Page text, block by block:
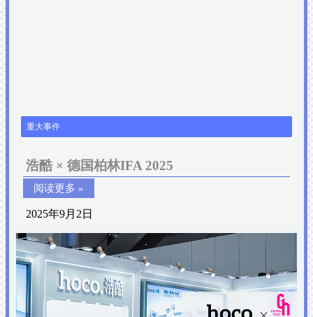
重大事件
浩酷 × 德国柏林IFA 2025
阅读更多 »
2025年9月2日